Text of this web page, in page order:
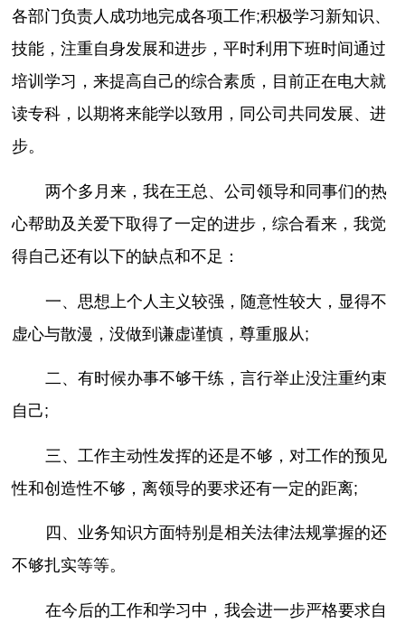
各部门负责人成功地完成各项工作;积极学习新知识、
技能，注重自身发展和进步，平时利用下班时间通过
培训学习，来提高自己的综合素质，目前正在电大就
读专科，以期将来能学以致用，同公司共同发展、进
步。
两个多月来，我在王总、公司领导和同事们的热
心帮助及关爱下取得了一定的进步，综合看来，我觉
得自己还有以下的缺点和不足：
一、思想上个人主义较强，随意性较大，显得不
虚心与散漫，没做到谦虚谨慎，尊重服从;
二、有时候办事不够干练，言行举止没注重约束
自己;
三、工作主动性发挥的还是不够，对工作的预见
性和创造性不够，离领导的要求还有一定的距离;
四、业务知识方面特别是相关法律法规掌握的还
不够扎实等等。
在今后的工作和学习中，我会进一步严格要求自